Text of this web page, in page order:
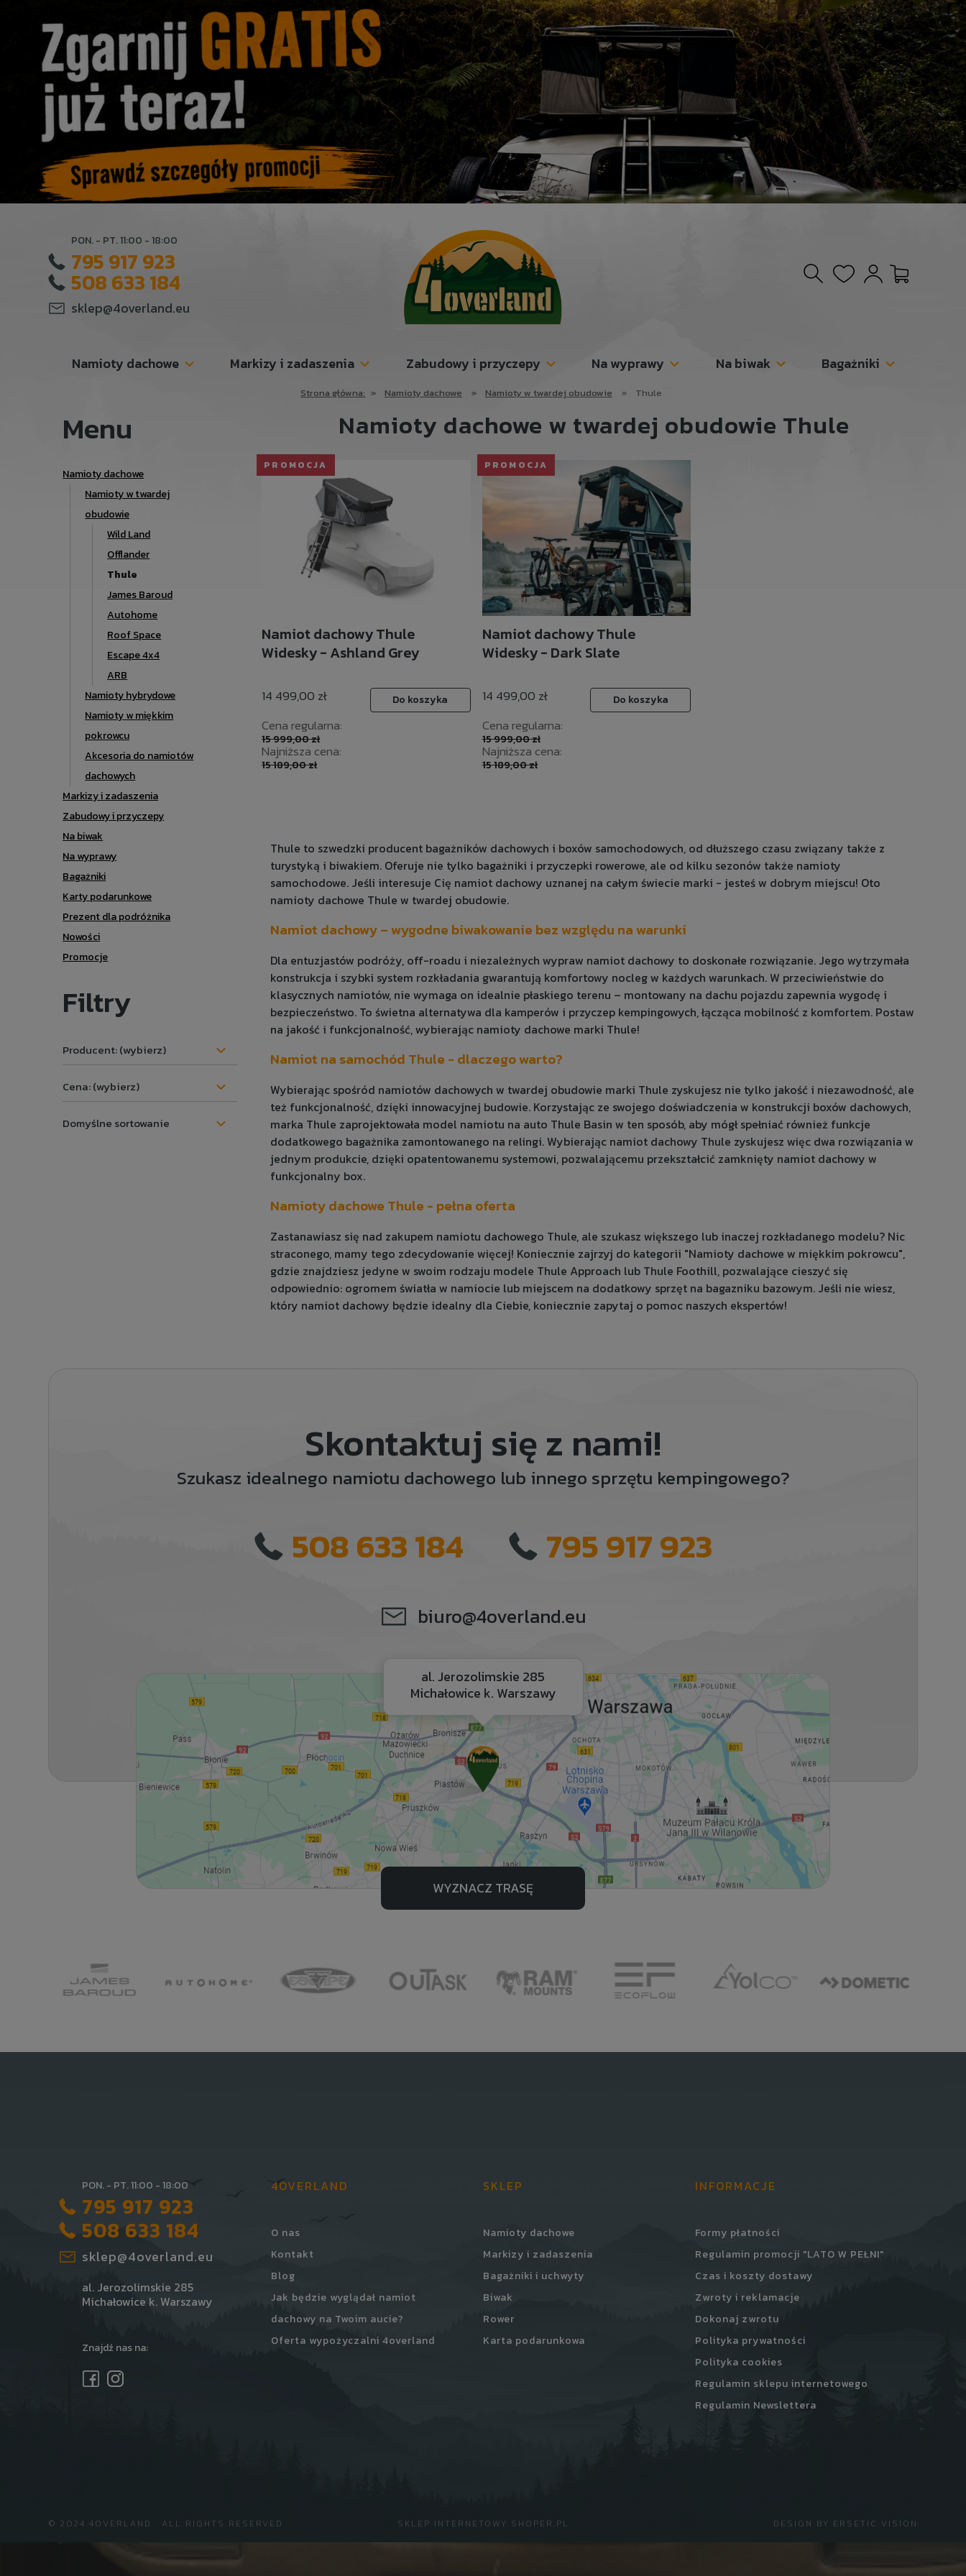
PON. - PT. 11:00 - 18:00
795 917 923
508 633 184
sklep@4overland.eu
Namioty dachowe Markizy i zadaszenia Zabudowy i przyczepy Na wyprawy Na biwak Bagażniki
Strona główna: » Namioty dachowe » Namioty w twardej obudowie » Thule
Menu
Namioty dachowe
Namioty w twardej
obudowie
Wild Land
Offlander
Thule
James Baroud
Autohome
Roof Space
Escape 4x4
ARB
Namioty hybrydowe
Namioty w miękkim
pokrowcu
Akcesoria do namiotów
dachowych
Markizy i zadaszenia
Zabudowy i przyczepy
Na biwak
Na wyprawy
Bagażniki
Karty podarunkowe
Prezent dla podróżnika
Nowości
Promocje
Filtry
Producent: (wybierz)
Cena: (wybierz)
Namioty dachowe w twardej obudowie Thule
Namiot dachowy Thule
Widesky - Ashland Grey
14 499,00 zł
Cena regularna:
15 999,00 zł
Najniższa cena:
15 189,00 zł
Do koszyka
PROMOCJA
Namiot dachowy Thule
Widesky - Dark Slate
14 499,00 zł
Cena regularna:
15 999,00 zł
Najniższa cena:
15 189,00 zł
Do koszyka
PROMOCJA
Thule to szwedzki producent bagażników dachowych i boxów samochodowych, od dłuższego czasu związany także z
turystyką i biwakiem. Oferuje nie tylko bagażniki i przyczepki rowerowe, ale od kilku sezonów także namioty
samochodowe. Jeśli interesuje Cię namiot dachowy uznanej na całym świecie marki - jesteś w dobrym miejscu! Oto
namioty dachowe Thule w twardej obudowie.
Namiot dachowy – wygodne biwakowanie bez względu na warunki
Dla entuzjastów podróży, off-roadu i niezależnych wypraw namiot dachowy to doskonałe rozwiązanie. Jego wytrzymała
konstrukcja i szybki system rozkładania gwarantują komfortowy nocleg w każdych warunkach. W przeciwieństwie do
klasycznych namiotów, nie wymaga on idealnie płaskiego terenu – montowany na dachu pojazdu zapewnia wygodę i
bezpieczeństwo. To świetna alternatywa dla kamperów i przyczep kempingowych, łącząca mobilność z komfortem. Postaw
na jakość i funkcjonalność, wybierając namioty dachowe marki Thule!
Namiot na samochód Thule - dlaczego warto?
Wybierając spośród namiotów dachowych w twardej obudowie marki Thule zyskujesz nie tylko jakość i niezawodność, ale
też funkcjonalność, dzięki innowacyjnej budowie. Korzystając ze swojego doświadczenia w konstrukcji boxów dachowych,
marka Thule zaprojektowała model namiotu na auto Thule Basin w ten sposób, aby mógł spełniać również funkcje
dodatkowego bagażnika zamontowanego na relingi. Wybierając namiot dachowy Thule zyskujesz więc dwa rozwiązania w
jednym produkcie, dzięki opatentowanemu systemowi, pozwalającemu przekształcić zamknięty namiot dachowy w
funkcjonalny box.
Namioty dachowe Thule - pełna oferta
Zastanawiasz się nad zakupem namiotu dachowego Thule, ale szukasz większego lub inaczej rozkładanego modelu? Nic
straconego, mamy tego zdecydowanie więcej! Koniecznie zajrzyj do kategorii "Namioty dachowe w miękkim pokrowcu",
gdzie znajdziesz jedyne w swoim rodzaju modele Thule Approach lub Thule Foothill, pozwalające cieszyć się
odpowiednio: ogromem światła w namiocie lub miejscem na dodatkowy sprzęt na bagazniku bazowym. Jeśli nie wiesz,
który namiot dachowy będzie idealny dla Ciebie, koniecznie zapytaj o pomoc naszych ekspertów!
Skontaktuj się z nami!
Szukasz idealnego namiotu dachowego lub innego sprzętu kempingowego?
508 633 184 795 917 923
biuro@4overland.eu
al. Jerozolimskie 285
Michałowice k. Warszawy
WYZNACZ TRASĘ
PON. - PT. 11:00 - 18:00
795 917 923
508 633 184
sklep@4overland.eu
al. Jerozolimskie 285
Michałowice k. Warszawy
Znajdź nas na:
4OVERLAND
O nas
Kontakt
Blog
Jak będzie wyglądał namiot
dachowy na Twoim aucie?
Oferta wypożyczalni 4overland
SKLEP
Namioty dachowe
Markizy i zadaszenia
Bagażniki i uchwyty
Biwak
Rower
Karta podarunkowa
INFORMACJE
Formy płatności
Regulamin promocji "LATO W PEŁNI"
Czas i koszty dostawy
Zwroty i reklamacje
Dokonaj zwrotu
Polityka prywatności
Polityka cookies
Regulamin sklepu internetowego
Regulamin Newslettera
© 2024 4OVERLAND · ALL RIGHTS RESERVED DESIGN BY ERSETIC VISION
SKLEP INTERNETOWY SHOPER.PL